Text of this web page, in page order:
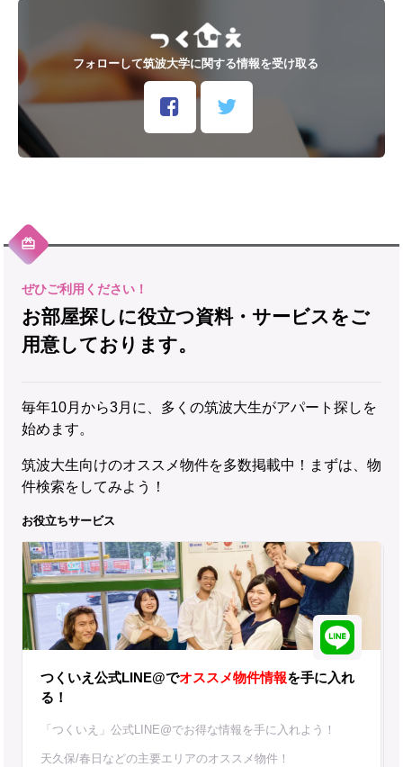
フォローして筑波大学に関する情報を受け取る
お部屋探しに役立つ資料・サービスをご
用意しております。
毎年10月から3月に、多くの筑波大生がアパート探しを
始めます。
筑波大生向けのオススメ物件を多数掲載中！まずは、物
件検索をしてみよう！
お役立ちサービス
つくいえ公式LINE@でオススメ物件情報を手に入れ
る！
「つくいえ」公式LINE@でお得な情報を手に入れよう！
天久保/春日などの主要エリアのオススメ物件！